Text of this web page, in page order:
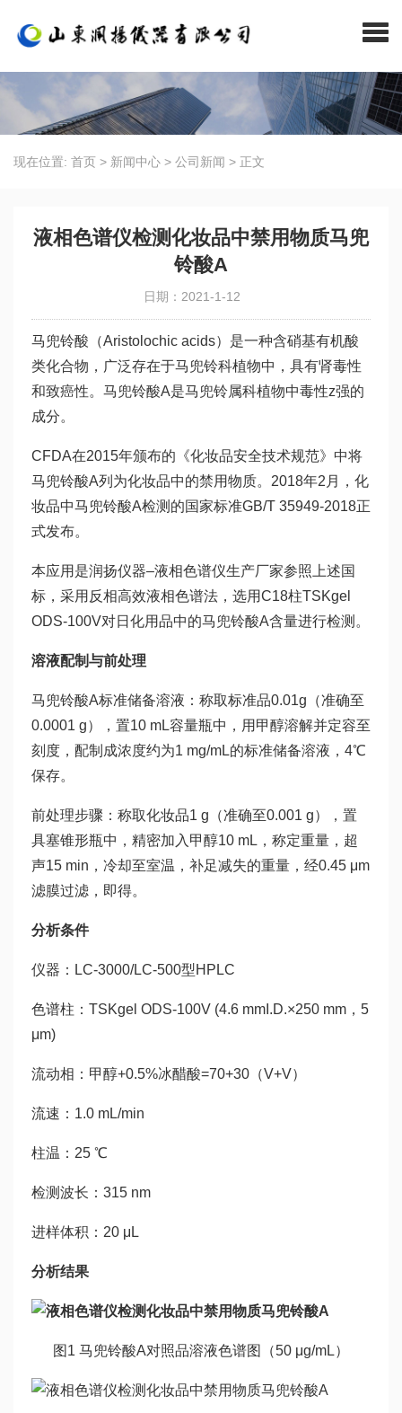
现在位置: 首页 > 新闻中心 > 公司新闻 > 正文
液相色谱仪检测化妆品中禁用物质马兜
铃酸A
日期：2021-1-12
马兜铃酸（Aristolochic acids）是一种含硝基有机酸
类化合物，广泛存在于马兜铃科植物中，具有肾毒性
和致癌性。马兜铃酸A是马兜铃属科植物中毒性z强的
成分。
CFDA在2015年颁布的《化妆品安全技术规范》中将
马兜铃酸A列为化妆品中的禁用物质。2018年2月，化
妆品中马兜铃酸A检测的国家标准GB/T 35949-2018正
式发布。
本应用是润扬仪器–液相色谱仪生产厂家参照上述国
标，采用反相高效液相色谱法，选用C18柱TSKgel
ODS-100V对日化用品中的马兜铃酸A含量进行检测。
溶液配制与前处理
马兜铃酸A标准储备溶液：称取标准品0.01g（准确至
0.0001 g），置10 mL容量瓶中，用甲醇溶解并定容至
刻度，配制成浓度约为1 mg/mL的标准储备溶液，4℃
保存。
前处理步骤：称取化妆品1 g（准确至0.001 g），置
具塞锥形瓶中，精密加入甲醇10 mL，称定重量，超
声15 min，冷却至室温，补足减失的重量，经0.45 μm
滤膜过滤，即得。
分析条件
仪器：LC-3000/LC-500型HPLC
色谱柱：TSKgel ODS-100V (4.6 mmI.D.×250 mm，5
μm)
流动相：甲醇+0.5%冰醋酸=70+30（V+V）
流速：1.0 mL/min
柱温：25 ℃
检测波长：315 nm
进样体积：20 μL
分析结果
图1 马兜铃酸A对照品溶液色谱图（50 μg/mL）